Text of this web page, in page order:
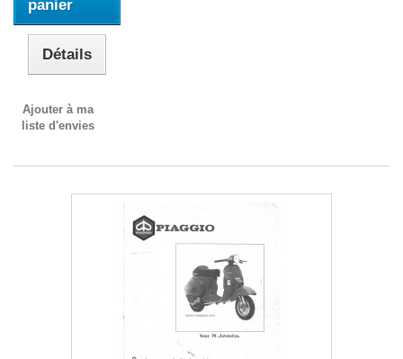
panier
Détails
Ajouter à ma
liste d'envies